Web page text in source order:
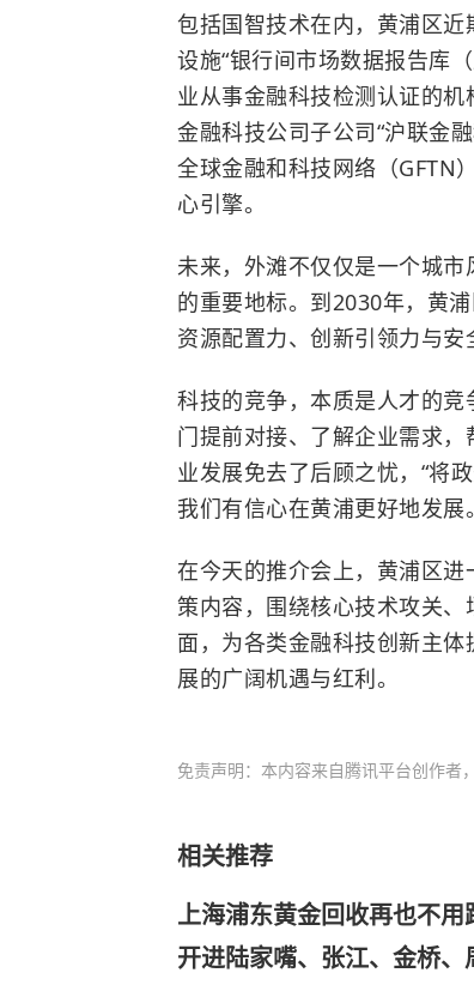
包括国智技术在内，黄浦区
设施“银行间市场数据报告库
业从事金融科技检测认证的机
金融科技公司子公司“沪联金
全球金融和科技网络（GFTN
心引擎。
未来，外滩不仅仅是一个城
的重要地标。到2030年，黄
资源配置力、创新引领力与安
科技的竞争，本质是人才的
门提前对接、了解企业需求
业发展免去了后顾之忧，“将
我们有信心在黄浦更好地发展
在今天的推介会上，黄浦区
策内容，围绕核心技术攻关
面，为各类金融科技创新主
展的广阔机遇与红利。
免责声明：本内容来自腾讯平台创作者
相关推荐
上海浦东黄金回收再也不
开进陆家嘴、张江、金桥、